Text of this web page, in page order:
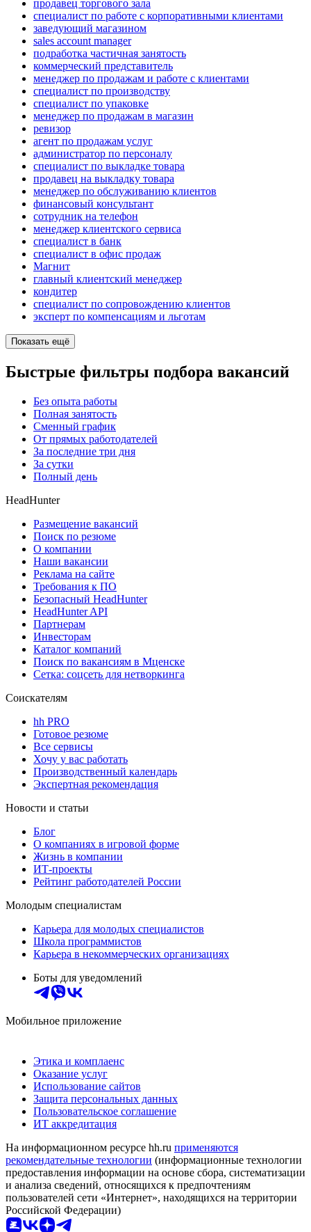
продавец торгового зала
специалист по работе с корпоративными клиентами
заведующий магазином
sales account manager
подработка частичная занятость
коммерческий представитель
менеджер по продажам и работе с клиентами
специалист по производству
специалист по упаковке
менеджер по продажам в магазин
ревизор
агент по продажам услуг
администратор по персоналу
специалист по выкладке товара
продавец на выкладку товара
менеджер по обслуживанию клиентов
финансовый консультант
сотрудник на телефон
менеджер клиентского сервиса
специалист в банк
специалист в офис продаж
Магнит
главный клиентский менеджер
кондитер
специалист по сопровождению клиентов
эксперт по компенсациям и льготам
Показать ещё
Быстрые фильтры подбора вакансий
Без опыта работы
Полная занятость
Сменный график
От прямых работодателей
За последние три дня
За сутки
Полный день
HeadHunter
Размещение вакансий
Поиск по резюме
О компании
Наши вакансии
Реклама на сайте
Требования к ПО
Безопасный HeadHunter
HeadHunter API
Партнерам
Инвесторам
Каталог компаний
Поиск по вакансиям в Мценске
Сетка: соцсеть для нетворкинга
Соискателям
hh PRO
Готовое резюме
Все сервисы
Хочу у вас работать
Производственный календарь
Экспертная рекомендация
Новости и статьи
Блог
О компаниях в игровой форме
Жизнь в компании
ИТ-проекты
Рейтинг работодателей России
Молодым специалистам
Карьера для молодых специалистов
Школа программистов
Карьера в некоммерческих организациях
Боты для уведомлений
Мобильное приложение
Этика и комплаенс
Оказание услуг
Использование сайтов
Защита персональных данных
Пользовательское соглашение
ИТ аккредитация
На информационном ресурсе hh.ru применяются
рекомендательные технологии (информационные технологии
предоставления информации на основе сбора, систематизации
и анализа сведений, относящихся к предпочтениям
пользователей сети «Интернет», находящихся на территории
Российской Федерации)